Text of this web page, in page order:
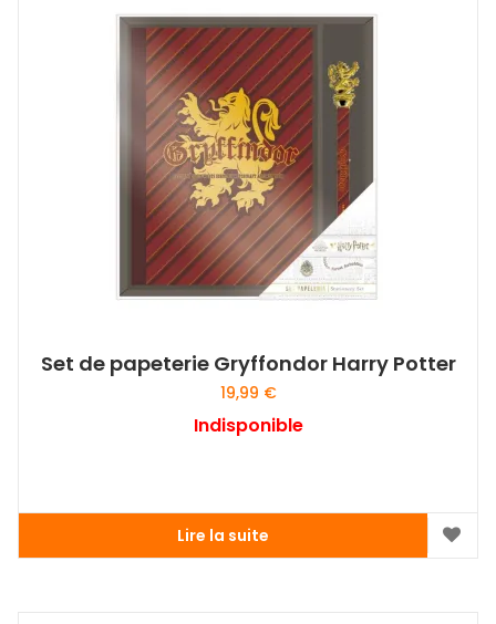
Set de papeterie Gryffondor Harry Potter
19,99 €
Indisponible
Lire la suite